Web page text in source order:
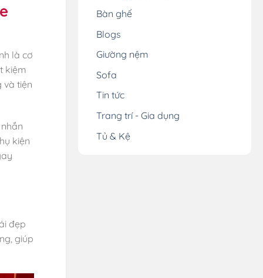
là cơ
kiệm
và tiện
kiện
đẹp
giúp
Bàn ghế
Blogs
Giường nệm
Sofa
Tin tức
Trang trí - Gia dụng
Tủ & Kệ